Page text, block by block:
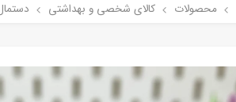
محصولات کالای شخصی و بهداشتی